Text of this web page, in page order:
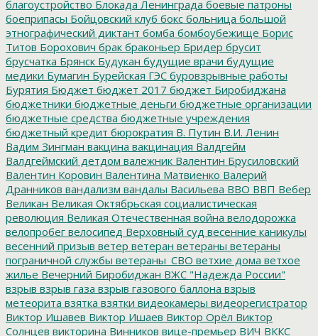
благоустройство Блокада Ленинграда боевые патроны
боеприпасы Бойцовский клуб бокс больница большой
этнографический диктант бомба бомбоубежище Борис
Титов Борохович брак браконьер Бридер брусит
брусчатка Брянск Будукан будущие врачи будущие
медики Бумагин Бурейская ГЭС буровзрывные работы
Бурятия Бюджет бюджет 2017 бюджет Биробиджана
бюджетники бюджетные деньги бюджетные организации
бюджетные средства бюджетные учреждения
бюджетный кредит бюрократия В. Путин В.И. Ленин
Вадим Зингман вакцина вакцинация Валдгейм
Валдгеймский детдом валежник Валентин Брусиловский
Валентин Коровин Валентина Матвиенко Валерий
Дранников вандализм вандалы Васильева ВВО ВВП Вебер
Великан Великая Октябрьская социалистическая
революция Великая Отечественная война велодорожка
велопробег велосипед Верховный суд весенние каникулы
весенний призыв ветер ветеран ветераны ветераны
пограничной службы ветераны_СВО ветхие дома ветхое
жилье Вечерний Биробиджан ВЖС "Надежда России"
взрыв взрыв газа взрыв газового баллона взрыв
метеорита взятка взятки видеокамеры видеорегистратор
Виктор Ишавев Виктор Ишаев Виктор Орёл Виктор
Солнцев викторина Винников вице-премьер ВИЧ ВККС